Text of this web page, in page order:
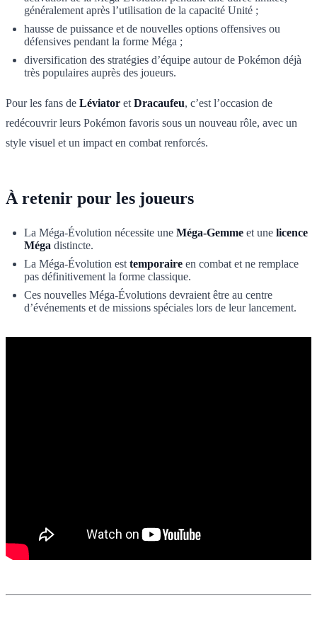
généralement après l’utilisation de la capacité Unité ;
hausse de puissance et de nouvelles options offensives ou
défensives pendant la forme Méga ;
diversification des stratégies d’équipe autour de Pokémon déjà
très populaires auprès des joueurs.
Pour les fans de Léviator et Dracaufeu, c’est l’occasion de
redécouvrir leurs Pokémon favoris sous un nouveau rôle, avec un
style visuel et un impact en combat renforcés.
À retenir pour les joueurs
La Méga-Évolution nécessite une Méga-Gemme et une licence
Méga distincte.
La Méga-Évolution est temporaire en combat et ne remplace
pas définitivement la forme classique.
Ces nouvelles Méga-Évolutions devraient être au centre
d’événements et de missions spéciales lors de leur lancement.